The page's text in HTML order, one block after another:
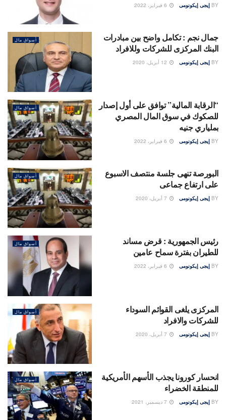
BY إيجى إيكونومى
أسواق مال
جمال نجم : تكامل واضح بين مبادرات
البنك المركزى للشركات وللافراد
BY إيجى إيكونومى
أسواق مال
“الرقابة المالية” توافق على أول إصدار
للصكوك في سوق المال المصري
بملياري جنيه
BY إيجى إيكونومى
أسواق مال
البورصة تنهى جلسة منتصف الاسبوع
على ارتفاع جماعى
BY إيجى إيكونومى
أسواق مال
رئيس الجمهورية : قرض مساند
للطيران بفترة سماح عامين
BY إيجى إيكونومى
أسواق مال
المركزى يلغى القوائم السوداء
للشركات والافراد
BY إيجى إيكونومى
أسواق مال
انحسار كورونا يجذب الأسهم الأمريكية
للمنطقة الخضراء
BY إيجى إيكونومى